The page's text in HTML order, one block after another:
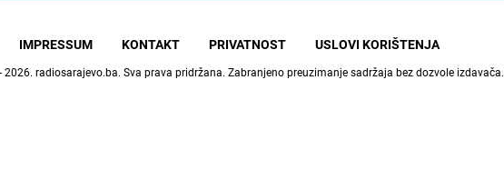
IMPRESSUM KONTAKT PRIVATNOST USLOVI KORIŠTENJA
2026. radiosarajevo.ba. Sva prava pridržana. Zabranjeno preuzimanje sadržaja bez dozvole izdavača.